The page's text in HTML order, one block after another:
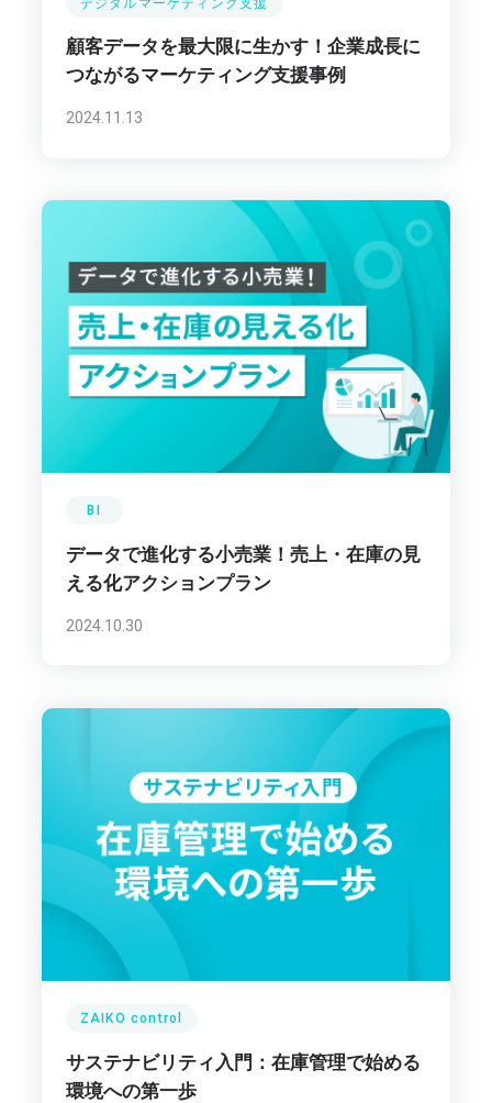
顧客データを最大限に生かす！企業成長に
つながるマーケティング支援事例
2024.11.13
BI
データで進化する小売業！売上・在庫の見
える化アクションプラン
2024.10.30
ZAIKO control
サステナビリティ入門：在庫管理で始める
環境への第一歩